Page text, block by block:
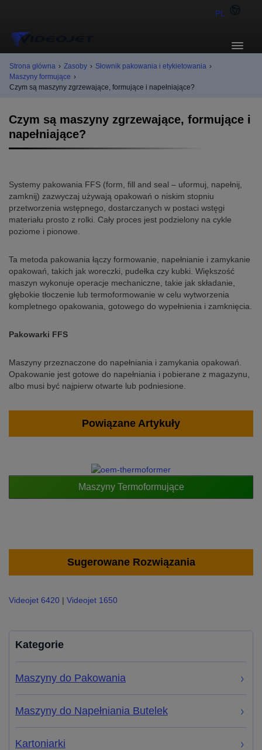
PL
Strona główna › Zasoby › Słownik pakowania i etykietowania ›
Maszyny formujące ›
Czym są maszyny zgrzewające, formujące i napełniające?
Czym są maszyny zgrzewające, formujące i
napełniające?
Systemy pakowania FFS (form, fill and seal – uformuj, napełnij,
zamknij) zazwyczaj używają opakowań o niskim stopniu
przetworzenia wstępnego, dostarczanych w postaci wstęgi
materiału prosto z rolki. Cały proces jest podzielony na cykle
poziome i pionowe.
Ta metoda pakowania łączy formowanie, napełnianie i zamykanie
opakowań, takich jak woreczki, pudełka czy kubki. Większość
maszyn wykonuje operacje mechaniczne, takie jak składanie,
głębokie tłoczenie lub termoformowanie w celu wytworzenia
kompletnego opakowania, gotowego do wypełnienia i zamknięcia.
Pakowarki FFS
Maszyny przeznaczone do napełniania i zamykania opakowań.
Opakowanie jest gotowe do napełniania i pobierane z magazynu,
albo musi być najpierw otwarte lub podniesione.
Powiązane Artykuły
Maszyny Termoformujące
Sugerowane Rozwiązania
Videojet 6420 | Videojet 1650
Kategorie
Maszyny do Pakowania
Maszyny do Napełniania Butelek
Kartoniarki